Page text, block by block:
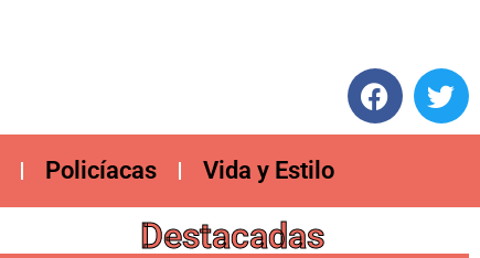
Policíacas Vida y Estilo
Destacadas